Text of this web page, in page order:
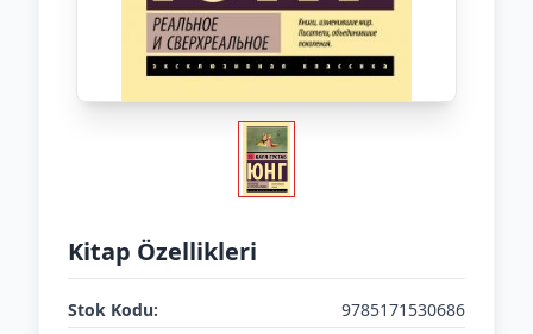
Kitap Özellikleri
Stok Kodu:
9785171530686